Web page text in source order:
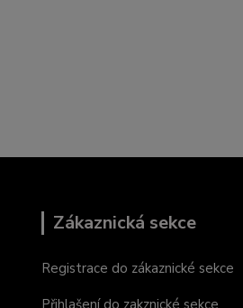
Zákaznická sekce
Registrace do zákaznické sekce